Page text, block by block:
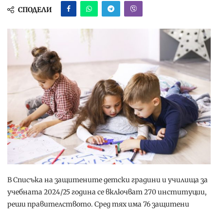
СПОДЕЛИ
В Списъка на защитените детски градини и училища за
учебната 2024/25 година се включват 270 институции,
реши правителството. Сред тях има 76 защитени